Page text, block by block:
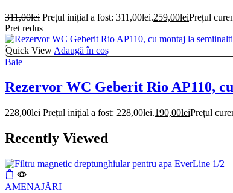
311,00lei Prețul inițial a fost: 311,00lei.259,00leiPrețul
Pret redus
Quick View Adaugă în coș
Baie
Rezervor WC Geberit Rio AP110,
228,00lei Prețul inițial a fost: 228,00lei.190,00leiPrețul
Recently Viewed
AMENAJĂRI